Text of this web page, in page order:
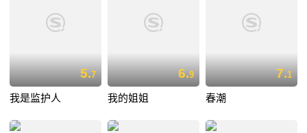
5.7
我是监护人
6.9
我的姐姐
7.1
春潮